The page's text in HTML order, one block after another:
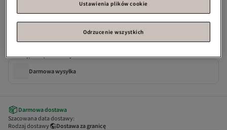
Botki damskie Elodie Guaranteed z grubym obcasem i
wycięciem w kształcie litery V
Darmowa wysyłka
Darmowa dostawa
Szacowana data dostawy:
Rodzaj dostawy
Dostawa za granicę
Ustawienia plików cookie
Odrzucenie wszystkich